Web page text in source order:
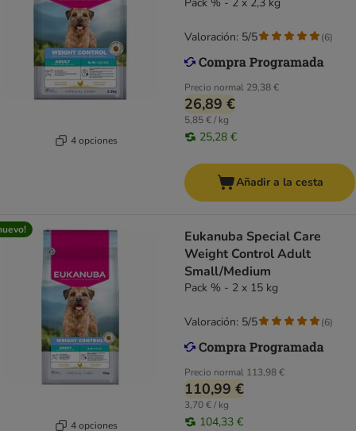
4 opciones
Precio normal 29,38 €
26,89 €
5,85 € / kg
25,28 €
Valoración: 5/5 (6)
Añadir a la cesta
4 opciones
Eukanuba Special Care
Weight Control Adult
Small/Medium
Pack % - 2 x 15 kg
Precio normal 113,98 €
110,99 €
3,70 € / kg
104,33 €
Valoración: 5/5 (6)